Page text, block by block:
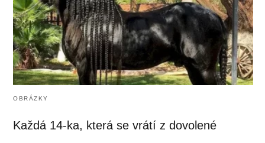
OBRÁZKY
Každá 14-ka, která se vrátí z dovolené